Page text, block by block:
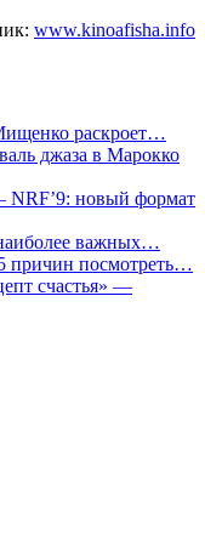
www.kinoafisha.info
раскроет…
джаза в Марокко
NRF’9: новый формат
важных…
причин посмотреть…
счастья» —